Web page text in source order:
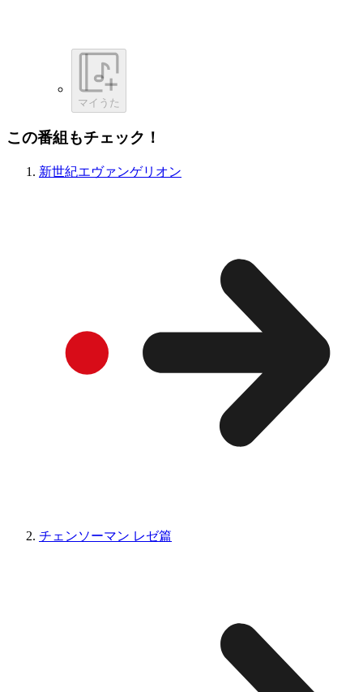
マイうた
この番組もチェック！
新世紀エヴァンゲリオン
チェンソーマン レゼ篇